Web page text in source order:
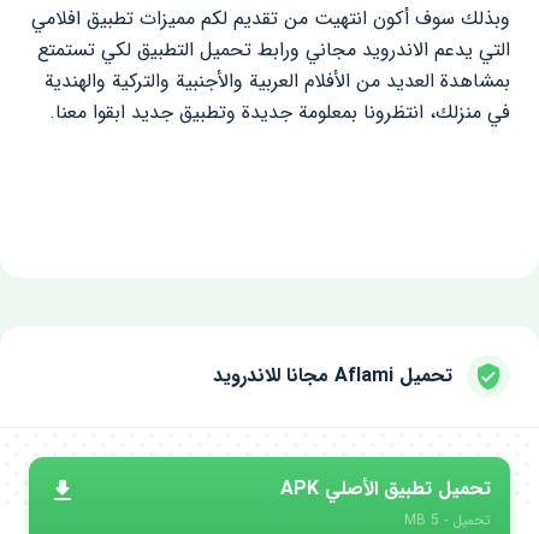
وبذلك سوف أكون انتهيت من تقديم لكم مميزات تطبيق افلامي
التي يدعم الاندرويد مجاني ورابط تحميل التطبيق لكي تستمتع
بمشاهدة العديد من الأفلام العربية والأجنبية والتركية والهندية
في منزلك، انتظرونا بمعلومة جديدة وتطبيق جديد ابقوا معنا.
تحميل Aflami مجانا للاندرويد
تحميل تطبيق الأصلي APK
تحميل - 5 MB